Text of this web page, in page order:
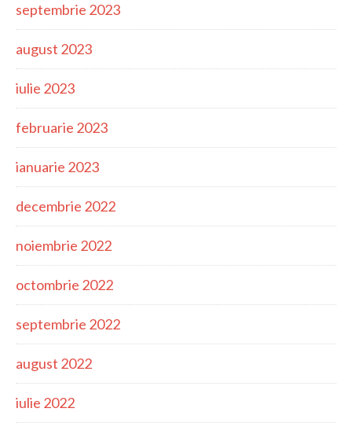
septembrie 2023
august 2023
iulie 2023
februarie 2023
ianuarie 2023
decembrie 2022
noiembrie 2022
octombrie 2022
septembrie 2022
august 2022
iulie 2022